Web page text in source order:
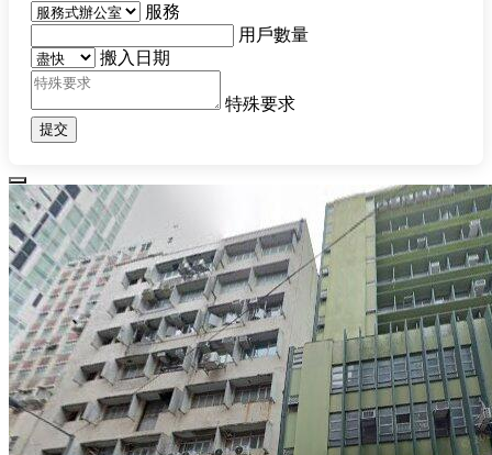
服務
用戶數量
搬入日期
特殊要求
提交